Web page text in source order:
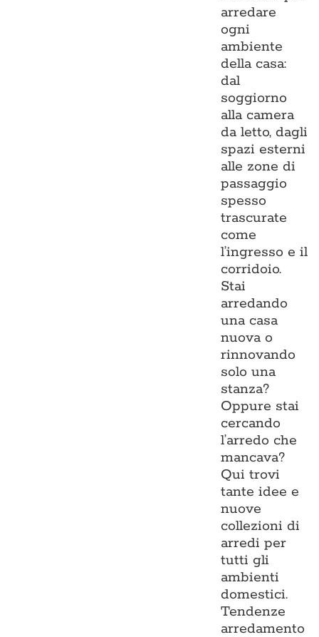
arredare
ogni
ambiente
della casa:
dal
soggiorno
alla camera
da letto, dagli
spazi esterni
alle zone di
passaggio
spesso
trascurate
come
l’ingresso e il
corridoio.
Stai
arredando
una casa
nuova o
rinnovando
solo una
stanza?
Oppure stai
cercando
l’arredo che
mancava?
Qui trovi
tante idee e
nuove
collezioni di
arredi per
tutti gli
ambienti
domestici.
Tendenze
arredamento